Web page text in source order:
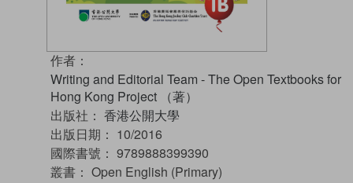
作者：
Writing and Editorial Team - The Open Textbooks for
Hong Kong Project （著）
出版社： 香港公開大學
出版日期： 10/2016
國際書號： 9789888399390
叢書： Open English (Primary)